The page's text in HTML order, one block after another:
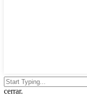
cerrar.